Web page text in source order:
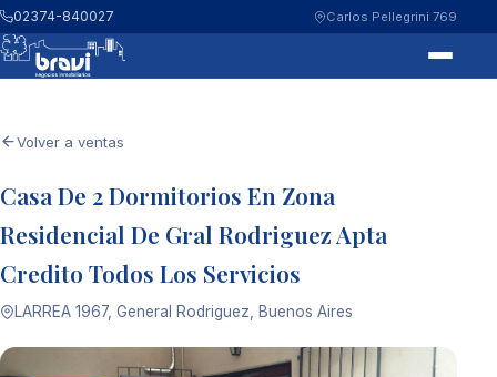
02374-840027 Carlos Pellegrini 769
Volver a ventas
Casa De 2 Dormitorios En Zona
Residencial De Gral Rodriguez Apta
Credito Todos Los Servicios
LARREA 1967, General Rodriguez, Buenos Aires